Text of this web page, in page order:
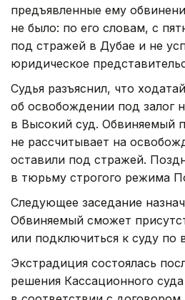
предъявленные ему
не было: по его словам, с
под стражей в Дубае и не
юридическое
Судья разъяснил, что
об освобождении под залог
в Высокий суд. Обвиняемый
не рассчитывает на
оставили под стражей.
в тюрьму строгого режима
Следующее заседание
Обвиняемый сможет
или подключиться к суду по
Экстрадиция состоялась
решения Кассационного